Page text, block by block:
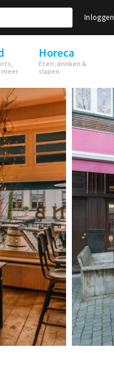
Inloggen
meer
Horeca
Eten, drinken &
slapen